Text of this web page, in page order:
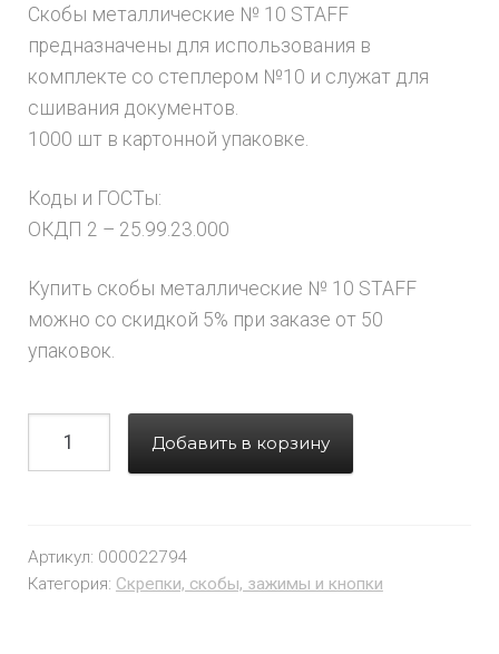
Скобы металлические № 10 STAFF
предназначены для использования в
комплекте со степлером №10 и служат для
сшивания документов.
1000 шт в картонной упаковке.
Коды и ГОСТы:
ОКДП 2 – 25.99.23.000
Купить скобы металлические № 10 STAFF
можно со скидкой 5% при заказе от 50
упаковок.
Добавить в корзину
Артикул: 000022794
Категория: Скрепки, скобы, зажимы и кнопки